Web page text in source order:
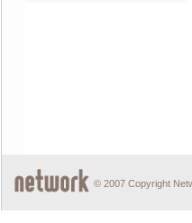
© 2007 Copyright